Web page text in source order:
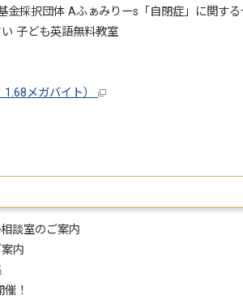
金採択団体 Aふぁみりーs「自閉症」に関す
子ども英語無料教室
メガバイト）
談室のご案内
内
！